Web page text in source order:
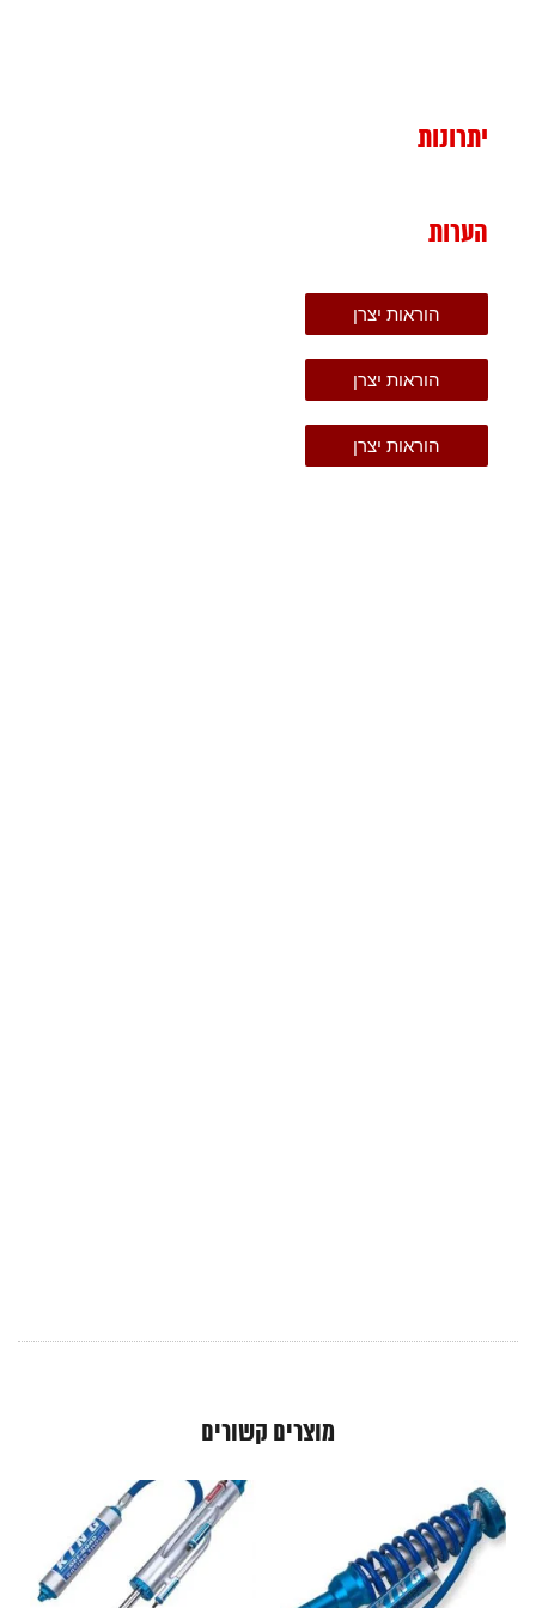
יתרונות
הערות
הוראות יצרן
הוראות יצרן
הוראות יצרן
מוצרים קשורים